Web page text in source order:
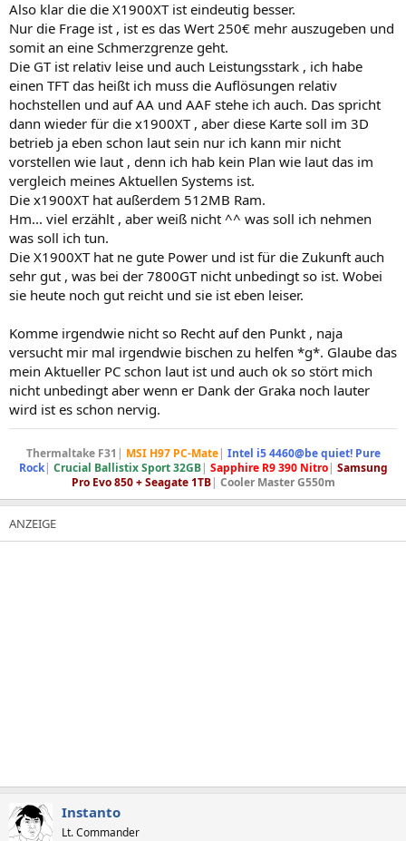
Also klar die die X1900XT ist eindeutig besser.
Nur die Frage ist , ist es das Wert 250€ mehr auszugeben und
somit an eine Schmerzgrenze geht.
Die GT ist relativ leise und auch Leistungsstark , ich habe
einen TFT das heißt ich muss die Auflösungen relativ
hochstellen und auf AA und AAF stehe ich auch. Das spricht
dann wieder für die x1900XT , aber diese Karte soll im 3D
betrieb ja eben schon laut sein nur ich kann mir nicht
vorstellen wie laut , denn ich hab kein Plan wie laut das im
vergleich meines Aktuellen Systems ist.
Die x1900XT hat außerdem 512MB Ram.
Hm... viel erzählt , aber weiß nicht ^^ was soll ich nehmen
was soll ich tun.
Die X1900XT hat ne gute Power und ist für die Zukunft auch
sehr gut , was bei der 7800GT nicht unbedingt so ist. Wobei
sie heute noch gut reicht und sie ist eben leiser.
Komme irgendwie nicht so Recht auf den Punkt , naja
versucht mir mal irgendwie bischen zu helfen *g*. Glaube das
mein Aktueller PC schon laut ist und auch ok so stört mich
nicht unbedingt aber wenn er Dank der Graka noch lauter
wird ist es schon nervig.
Thermaltake F31 | MSI H97 PC-Mate| Intel i5 4460@be quiet! Pure
Rock| Crucial Ballistix Sport 32GB| Sapphire R9 390 Nitro| Samsung
Pro Evo 850 + Seagate 1TB| Cooler Master G550m
Instanto
Lt. Commander